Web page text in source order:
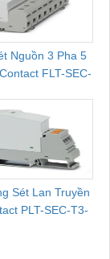
Nguồn 3 Pha 5
FLT-SEC-
Sét Lan Truyền
PLT-SEC-T3-